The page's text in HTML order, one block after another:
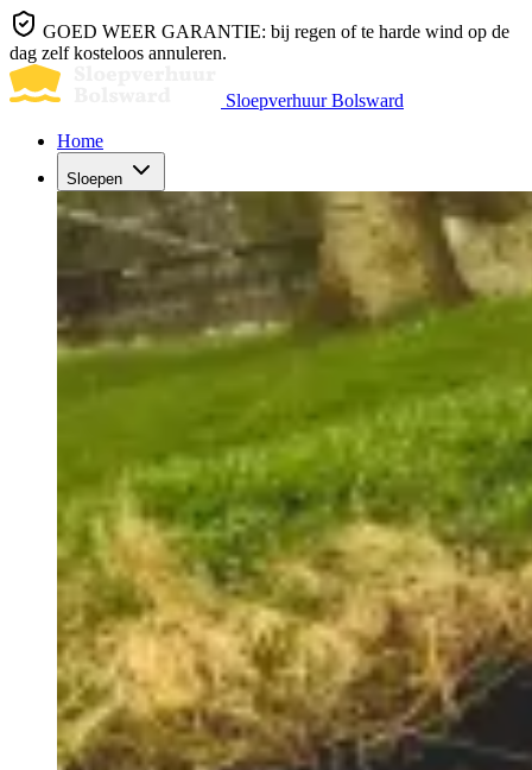
GOED WEER GARANTIE: bij regen of te harde wind op de
dag zelf kosteloos annuleren.
Sloepverhuur Bolsward
Home
Sloepen